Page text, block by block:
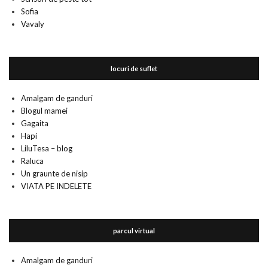
Sofia
Vavaly
locuri de suflet
Amalgam de ganduri
Blogul mamei
Gagaita
Hapi
LiluTesa – blog
Raluca
Un graunte de nisip
VIATA PE INDELETE
parcul virtual
Amalgam de ganduri